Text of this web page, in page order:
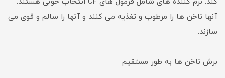
کند. نرم کننده های شامل فرمول های CF انتخاب خوبی هستند.
آنها ناخن ها را مرطوب و تغذیه می کنند و آنها را سالم و قوی می
سازند.
برش ناخن ها به طور مستقیم